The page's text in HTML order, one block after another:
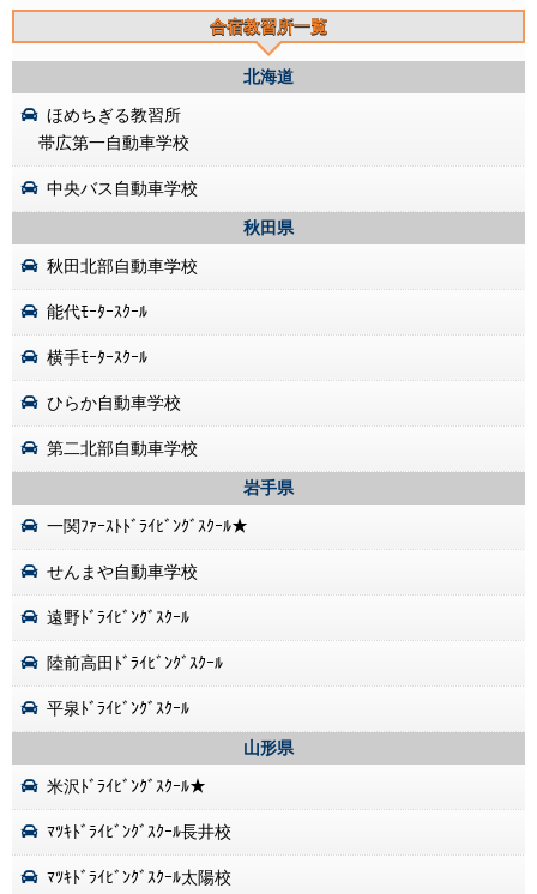
合宿教習所一覧
北海道
ほめちぎる教習所
帯広第一自動車学校
中央バス自動車学校
秋田県
秋田北部自動車学校
能代ﾓｰﾀｰｽｸｰﾙ
横手ﾓｰﾀｰｽｸｰﾙ
ひらか自動車学校
第二北部自動車学校
岩手県
一関ﾌｧｰｽﾄﾄﾞﾗｲﾋﾞﾝｸﾞｽｸｰﾙ★
せんまや自動車学校
遠野ﾄﾞﾗｲﾋﾞﾝｸﾞｽｸｰﾙ
陸前高田ﾄﾞﾗｲﾋﾞﾝｸﾞｽｸｰﾙ
平泉ﾄﾞﾗｲﾋﾞﾝｸﾞｽｸｰﾙ
山形県
米沢ﾄﾞﾗｲﾋﾞﾝｸﾞｽｸｰﾙ★
ﾏﾂｷﾄﾞﾗｲﾋﾞﾝｸﾞｽｸｰﾙ長井校
ﾏﾂｷﾄﾞﾗｲﾋﾞﾝｸﾞｽｸｰﾙ太陽校